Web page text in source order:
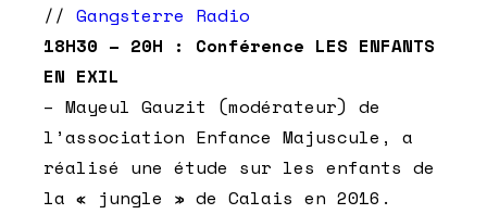
// Gangsterre Radio
18H30 – 20H : Conférence LES ENFANTS
EN EXIL
– Mayeul Gauzit (modérateur) de
l’association Enfance Majuscule, a
réalisé une étude sur les enfants de
la « jungle » de Calais en 2016.